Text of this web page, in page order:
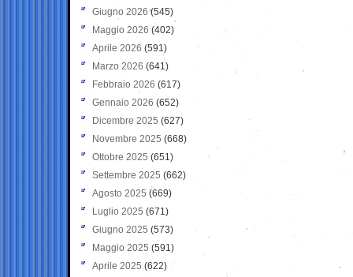
Giugno 2026 (545)
Maggio 2026 (402)
Aprile 2026 (591)
Marzo 2026 (641)
Febbraio 2026 (617)
Gennaio 2026 (652)
Dicembre 2025 (627)
Novembre 2025 (668)
Ottobre 2025 (651)
Settembre 2025 (662)
Agosto 2025 (669)
Luglio 2025 (671)
Giugno 2025 (573)
Maggio 2025 (591)
Aprile 2025 (622)